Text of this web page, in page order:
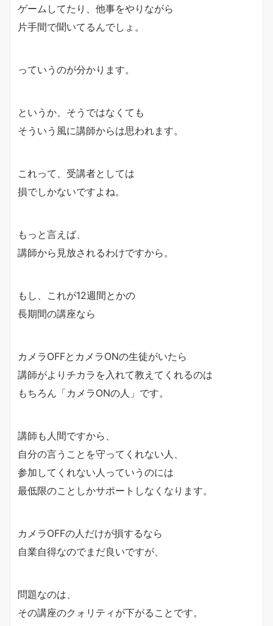
ゲームしてたり、他事をやりながら
片手間で聞いてるんでしょ。
っていうのが分かります。
というか、そうではなくても
そういう風に講師からは思われます。
これって、受講者としては
損でしかないですよね。
もっと言えば、
講師から見放されるわけですから。
もし、これが12週間とかの
長期間の講座なら
カメラOFFとカメラONの生徒がいたら
講師がよりチカラを入れて教えてくれるのは
もちろん「カメラONの人」です。
講師も人間ですから、
自分の言うことを守ってくれない人、
参加してくれない人っていうのには
最低限のことしかサポートしなくなります。
カメラOFFの人だけが損するなら
自業自得なのでまだ良いですが、
問題なのは、
その講座のクォリティが下がることです。